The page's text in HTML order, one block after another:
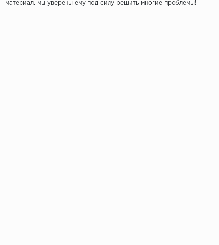
материал, мы уверены ему под силу решить многие проблемы!